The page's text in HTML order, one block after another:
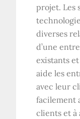
projet. Les
diverses
d’une
existants
aide les
avec leur
facilement
clients et à